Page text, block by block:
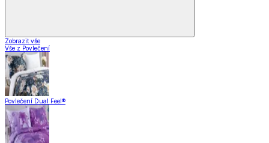
Zobrazit vše
Vše z Povlečení
Povlečení Dual Feel®